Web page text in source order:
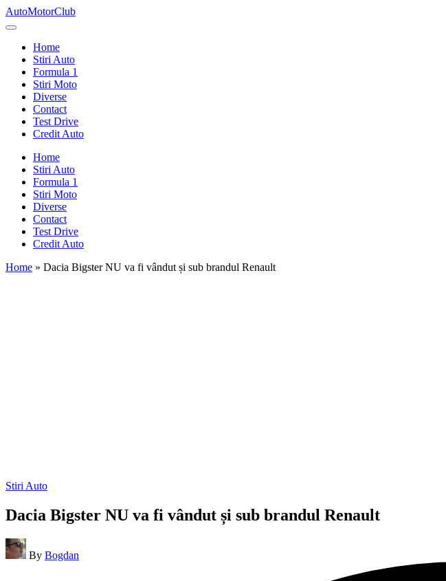
Skip
to
AutoMotorClub
Totul
masini
pasionatii
masini
Home
Stiri Auto
Formula 1
Stiri Moto
Diverse
Contact
Test Drive
Credit Auto
Home
Stiri Auto
Formula 1
Stiri Moto
Diverse
Contact
Test Drive
Credit Auto
Home » Dacia Bigster NU va fi vândut și sub brandul Renault
Posted
Stiri Auto
Dacia Bigster NU va fi vândut și sub brandul Renault
Posted
by
By Bogdan